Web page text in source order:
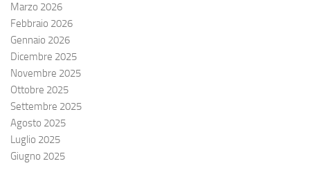
Marzo 2026
Febbraio 2026
Gennaio 2026
Dicembre 2025
Novembre 2025
Ottobre 2025
Settembre 2025
Agosto 2025
Luglio 2025
Giugno 2025